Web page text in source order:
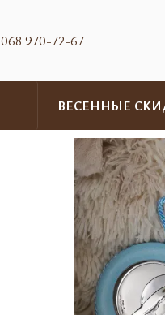
068 970-72-67
ВЕСЕННЫЕ